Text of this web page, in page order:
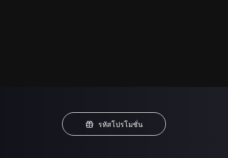
รหัสโปรโมชั่น